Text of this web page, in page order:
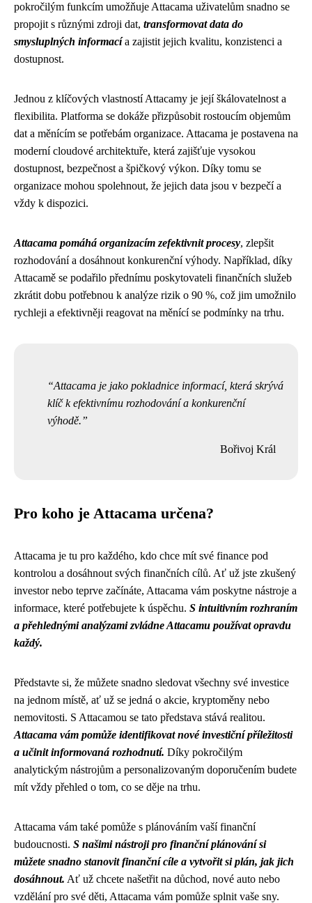
pokročilým funkcím umožňuje Attacama uživatelům snadno se
propojit s různými zdroji dat, transformovat data do
smysluplných informacía zajistit jejich kvalitu, konzistenci a
dostupnost.
Jednou z klíčových vlastností Attacamy je její škálovatelnost a
flexibilita. Platforma se dokáže přizpůsobit rostoucím objemům
dat a měnícím se potřebám organizace. Attacama je postavena na
moderní cloudové architektuře, která zajišťuje vysokou
dostupnost, bezpečnost a špičkový výkon. Díky tomu se
organizace mohou spolehnout, že jejich data jsou v bezpečí a
vždy k dispozici.
Attacama pomáhá organizacím zefektivnit procesy, zlepšit
rozhodování a dosáhnout konkurenční výhody. Například, díky
Attacamě se podařilo přednímu poskytovateli finančních služeb
zkrátit dobu potřebnou k analýze rizik o 90 %, což jim umožnilo
rychleji a efektivněji reagovat na měnící se podmínky na trhu.
Attacama je jako pokladnice informací, která skrývá
klíč k efektivnímu rozhodování a konkurenční
výhodě.
Bořivoj Král
Pro koho je Attacama určena?
Attacama je tu pro každého, kdo chce mít své finance pod
kontrolou a dosáhnout svých finančních cílů. Ať už jste zkušený
investor nebo teprve začínáte, Attacama vám poskytne nástroje a
informace, které potřebujete k úspěchu. S intuitivním rozhraním
a přehlednými analýzami zvládne Attacamu používat opravdu
každý.
Představte si, že můžete snadno sledovat všechny své investice
na jednom místě, ať už se jedná o akcie, kryptoměny nebo
nemovitosti. S Attacamou se tato představa stává realitou.
Attacama vám pomůže identifikovat nové investiční příležitosti
a učinit informovaná rozhodnutí. Díky pokročilým
analytickým nástrojům a personalizovaným doporučením budete
mít vždy přehled o tom, co se děje na trhu.
Attacama vám také pomůže s plánováním vaší finanční
budoucnosti. S našimi nástroji pro finanční plánování si
můžete snadno stanovit finanční cíle a vytvořit si plán, jak jich
dosáhnout. Ať už chcete našetřit na důchod, nové auto nebo
vzdělání pro své děti, Attacama vám pomůže splnit vaše sny.